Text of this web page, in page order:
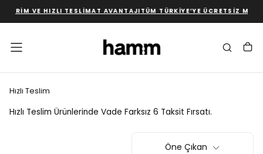
İÇERIĞE
GEÇ
VE HIZLI TESLIMAT AVANTAJITÜM TÜRKIYE’YE ÜCRETSIZ MONTAJ
Hızlı Teslim
Hızlı Teslim Ürünlerinde Vade Farksız 6 Taksit Fırsatı.
Öne Çıkan